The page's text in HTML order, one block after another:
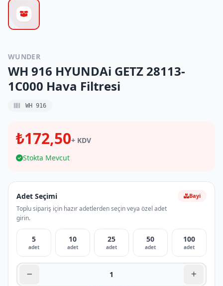
WUNDER
WH 916 HYUNDAi GETZ 28113-
1C000 Hava Filtresi
WH 916
₺172,50+ KDV
Stokta Mevcut
Adet Seçimi
Toplu sipariş için hazır adetlerden seçin veya özel adet
girin.
Bayi
5
adet
10
adet
25
adet
50
adet
100
adet